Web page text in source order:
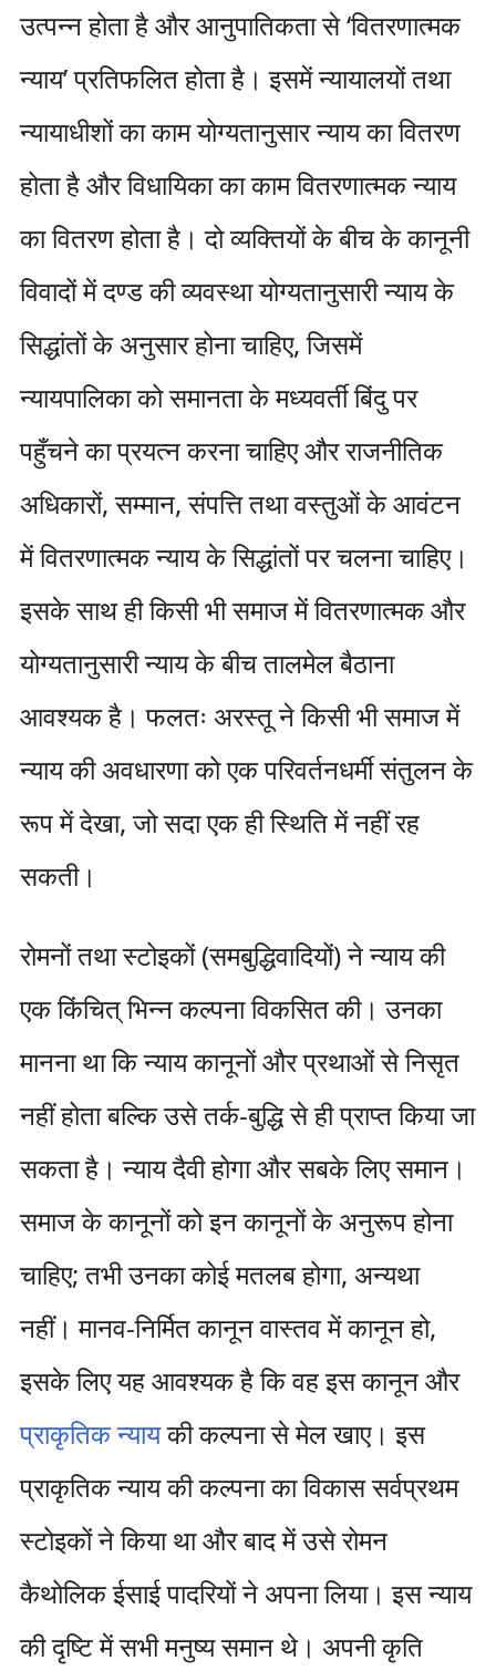
उत्पन्न होता है और आनुपातिकता से ‘वितरणात्मक
न्याय’ प्रतिफलित होता है। इसमें न्यायालयों तथा
न्यायाधीशों का काम योग्यतानुसार न्याय का वितरण
होता है और विधायिका का काम वितरणात्मक न्याय
का वितरण होता है। दो व्यक्तियों के बीच के कानूनी
विवादों में दण्ड की व्यवस्था योग्यतानुसारी न्याय के
सिद्धांतों के अनुसार होना चाहिए, जिसमें
न्यायपालिका को समानता के मध्यवर्ती बिंदु पर
पहुँचने का प्रयत्न करना चाहिए और राजनीतिक
अधिकारों, सम्मान, संपत्ति तथा वस्तुओं के आवंटन
में वितरणात्मक न्याय के सिद्धांतों पर चलना चाहिए।
इसके साथ ही किसी भी समाज में वितरणात्मक और
योग्यतानुसारी न्याय के बीच तालमेल बैठाना
आवश्यक है। फलतः अरस्तू ने किसी भी समाज में
न्याय की अवधारणा को एक परिवर्तनधर्मी संतुलन के
रूप में देखा, जो सदा एक ही स्थिति में नहीं रह
सकती।
रोमनों तथा स्टोइकों (समबुद्धिवादियों) ने न्याय की
एक किंचित् भिन्न कल्पना विकसित की। उनका
मानना था कि न्याय कानूनों और प्रथाओं से निसृत
नहीं होता बल्कि उसे तर्क-बुद्धि से ही प्राप्त किया जा
सकता है। न्याय दैवी होगा और सबके लिए समान।
समाज के कानूनों को इन कानूनों के अनुरूप होना
चाहिए; तभी उनका कोई मतलब होगा, अन्यथा
नहीं। मानव-निर्मित कानून वास्तव में कानून हो,
इसके लिए यह आवश्यक है कि वह इस कानून और
प्राकृतिक न्यायकी कल्पना से मेल खाए। इस
प्राकृतिक न्याय की कल्पना का विकास सर्वप्रथम
स्टोइकों ने किया था और बाद में उसे रोमन
कैथोलिक ईसाई पादरियों ने अपना लिया। इस न्याय
की दृष्टि में सभी मनुष्य समान थे। अपनी कृति